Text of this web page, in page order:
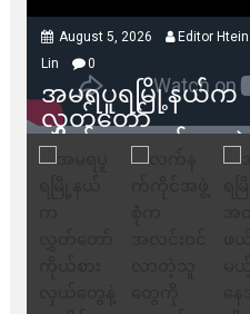
August 5, 2026
Editor Htein
Lin
0
အမရပူရမြို့နယ်က
လွှတ်တော်
ကိုယ်စားလှယ်တွေနဲ့
နေအိမ်တွေဖျက်သိမ်း